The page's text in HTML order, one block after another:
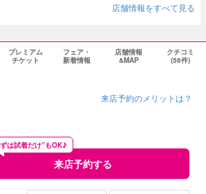
店舗情報をすべて見る
プレミアム
チケット
フェア・
新着情報
店舗情報
&MAP
クチコミ
(56件)
来店予約のメリットは？
来店予約する
は試着だけ”もOK♪